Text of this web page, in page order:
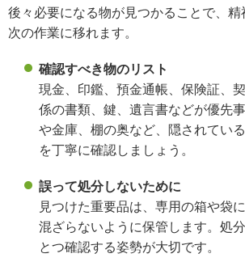
後々必要になる物が見つかることで、精
次の作業に移れます。
確認すべき物のリスト
現金、印鑑、預金通帳、保険証、
係の書類、鍵、遺言書などが優先
や金庫、棚の奥など、隠されてい
を丁寧に確認しましょう。
誤って処分しないために
見つけた重要品は、専用の箱や袋
混ざらないように保管します。処
とつ確認する姿勢が大切です。